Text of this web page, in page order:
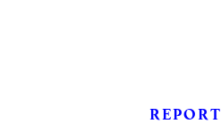
REPORT